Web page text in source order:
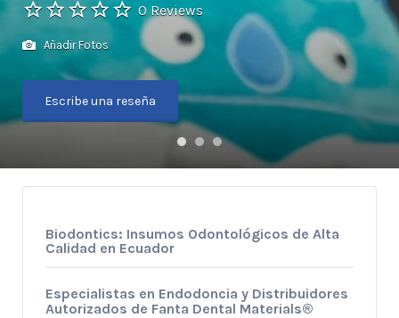
0 Reviews
Añadir Fotos
Escribe una reseña
Biodontics: Insumos Odontológicos de Alta
Calidad en Ecuador​
Especialistas en Endodoncia y Distribuidores
Autorizados de Fanta Dental Materials®